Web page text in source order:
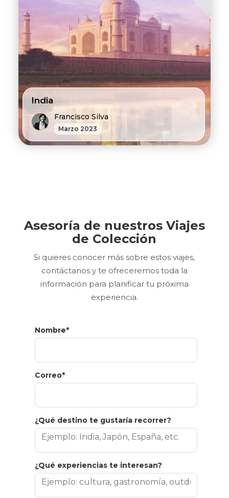
India
Francisco Silva
Marzo 2023
Asesoría de nuestros Viajes
de Colección
Si quieres conocer más sobre estos viajes,
contáctanos y te ofreceremos toda la
información para planificar tu próxima
experiencia.
Nombre*
Correo*
¿Qué destino te gustaría recorrer?
¿Qué experiencias te interesan?